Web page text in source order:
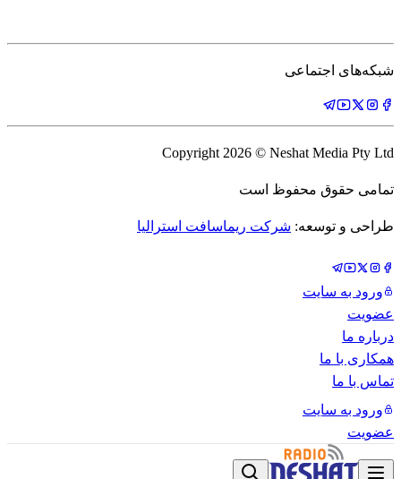
شبکه‌های اجتماعی
Copyright 2026 © Neshat Media Pty Ltd
تمامی حقوق محفوظ است
طراحی و توسعه: شرکت ریماسافت استرالیا
ورود به سایت
عضویت
درباره ما
همکاری با ما
تماس با ما
ورود به سایت
عضویت